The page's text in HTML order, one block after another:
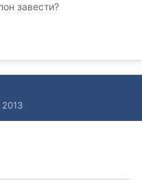
завести?
2013